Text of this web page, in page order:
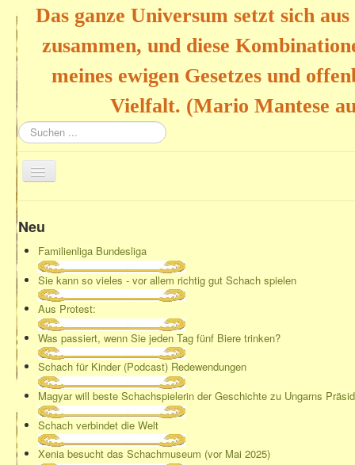
Das ganze Universum setzt sich
zusammen, und diese
meines ewigen Gesetzes und
Vielfalt. (Mario Mantese
Suchen
...
Navigation
an/aus
Neu
Familienliga Bundesliga
Sie kann so vieles - vor allem richtig gut Schach spielen
Aus Protest:
Was passiert, wenn Sie jeden Tag fünf Biere trinken?
Schach für Kinder (Podcast) Redewendungen
Magyar will beste Schachspielerin der Geschichte zu Ungarns
Schach verbindet die Welt
Xenia besucht das Schachmuseum (vor Mai 2025)